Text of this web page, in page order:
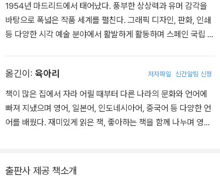
1954년 마드리드에서 태어났다. 풍부한 상상력과 유머 감각을
바탕으로 폭넓은 작품 세계를 펼친다. 그래픽 디자인, 판화, 인쇄
등 다양한 시각 예술 분야에서 활발하게 활동하며 스페인 국립 일
윌슨과 나쁜 손 사건》 등이 있다.
옮긴이: 육아리 저자파일 신간알림 신청
책이 많은 집에서 자라 어릴 때부터 다른 나라의 문화와 언어에
빠져 지냈으며 영어, 일본어, 인도네시아어, 중국어 등 다양한 언
어를 배웠다. 재미있게 읽은 책, 좋아하는 책을 함께 나누며 영어
리』 『행복을 부르는 고양이』 등이 있다.
출판사 제공 책소개